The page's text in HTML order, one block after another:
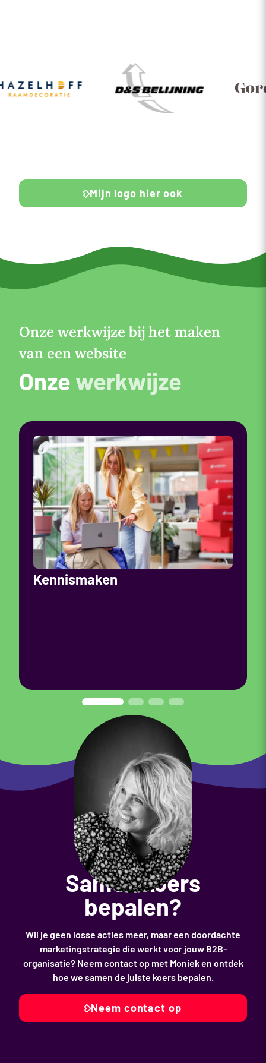
Mijn logo hier ook
Onze werkwijze bij het maken
van een website
Onze werkwijze
Kennismaken
Samen koers
bepalen?
Wil je geen losse acties meer, maar een doordachte
marketingstrategie die werkt voor jouw B2B-
organisatie? Neem contact op met Moniek en ontdek
hoe we samen de juiste koers bepalen.
Neem contact op